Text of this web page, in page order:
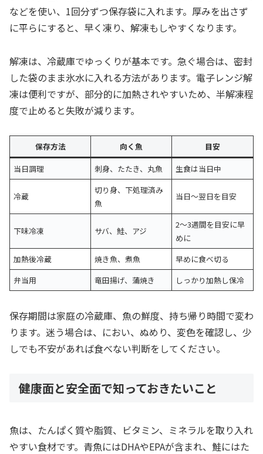
などを使い、1回分ずつ保存袋に入れます。厚みを出さず
に平らにすると、早く凍り、解凍もしやすくなります。
解凍は、冷蔵庫でゆっくりが基本です。急ぐ場合は、密封
した袋のまま氷水に入れる方法があります。電子レンジ解
凍は便利ですが、部分的に加熱されやすいため、半解凍程
度で止めると失敗が減ります。
保存方法 向く魚
目安
当日調理
刺身、たたき、丸魚 生食は当日中
冷蔵
切り身、下処理済み
魚
当日〜翌日を目安
下味冷凍 サバ、鮭、アジ
2〜3週間を目安に早
めに
加熱後冷蔵
焼き魚、煮魚
早めに食べ切る
弁当用
竜田揚げ、蒲焼き しっかり加熱し保冷
保存期間は家庭の冷蔵庫、魚の鮮度、持ち帰り時間で変わ
ります。迷う場合は、におい、ぬめり、変色を確認し、少
しでも不安があれば食べない判断をしてください。
健康面と安全面で知っておきたいこと
魚は、たんぱく質や脂質、ビタミン、ミネラルを取り入れ
やすい食材です。青魚にはDHAやEPAが含まれ、鮭にはた